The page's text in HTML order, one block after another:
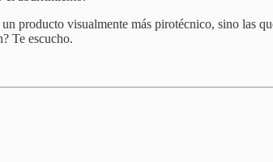
producto visualmente más pirotécnico, sino las
Te escucho.